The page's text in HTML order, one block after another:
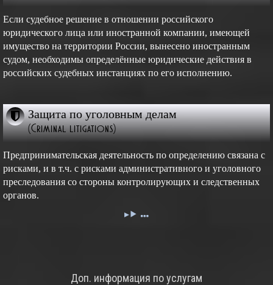
Если судебное решение в отношении российского
юридического лица или иностранной компании, имеющей
имущество на территории России, вынесено иностранным
судом, необходимы определённые юридические действия в
российских судебных инстанциях по его исполнению.
Защита по уголовным делам
(Criminal litigations)
Предпринимательская деятельность по определению связана с
рисками, и в т.ч. с рисками административного и уголовного
преследования со стороны контролирующих и следственных
органов.
Доп. информация по услугам